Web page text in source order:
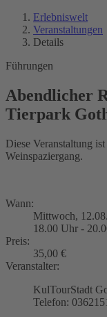
Erlebniswelt
Veranstaltungen
Details
Führungen
Abendlicher
Tierpark
Diese Veranstaltung
Weinspaziergang.
Wann:
Mittwoch,
18.00 Uhr -
Preis:
35,00 €
Veranstalter:
KulTourStadt
Telefon: